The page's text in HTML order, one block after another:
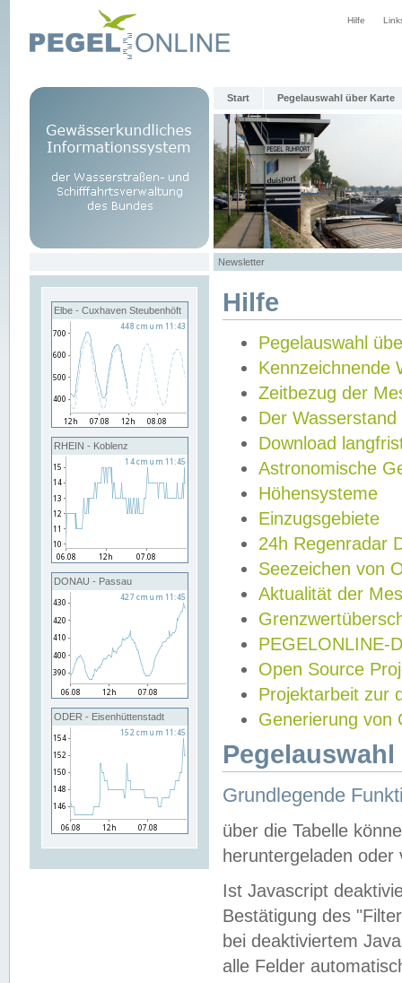
Hilfe
Start Pegelauswahl über Karte
Newsletter
Elbe - Cuxhaven Steubenhöft
RHEIN - Koblenz
DONAU - Passau
ODER - Eisenhüttenstadt
Hilfe
Pegelauswahl
Kennzeichnende
Zeitbezug der
Der Wasserstand
Download
Astronomische
Höhensysteme
Einzugsgebiete
24h Regenradar
Seezeichen von
Aktualität der
PEGELONLINE-
Open Source
Projektarbeit zur
Generierung von
Grundlegende
über die Tabelle
heruntergeladen oder
Ist Javascript
Bestätigung des
bei deaktiviertem
alle Felder